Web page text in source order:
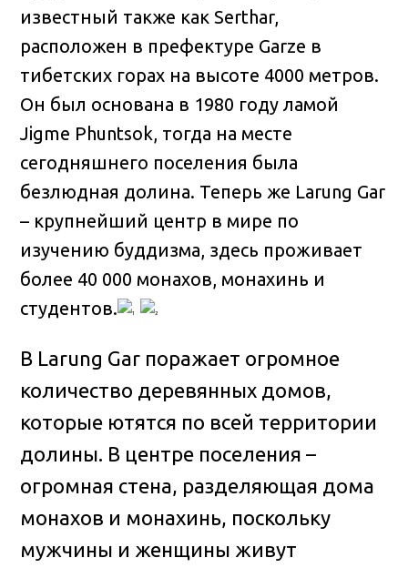
известный также как Serthar,
расположен в префектуре Garze в
тибетских горах на высоте 4000 метров.
Он был основана в 1980 году ламой
Jigme Phuntsok, тогда на месте
сегодняшнего поселения была
безлюдная долина. Теперь же Larung Gar
– крупнейший центр в мире по
изучению буддизма, здесь проживает
более 40 000 монахов, монахинь и
студентов.
В Larung Gar поражает огромное
количество деревянных домов,
которые ютятся по всей территории
долины. В центре поселения –
огромная стена, разделяющая дома
монахов и монахинь, поскольку
мужчины и женщины живут